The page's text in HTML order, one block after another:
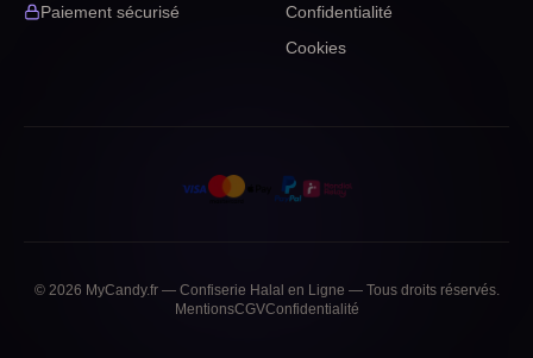
Paiement sécurisé
Confidentialité
Cookies
© 2026 MyCandy.fr — Confiserie Halal en Ligne — Tous droits réservés.
MentionsCGVConfidentialité